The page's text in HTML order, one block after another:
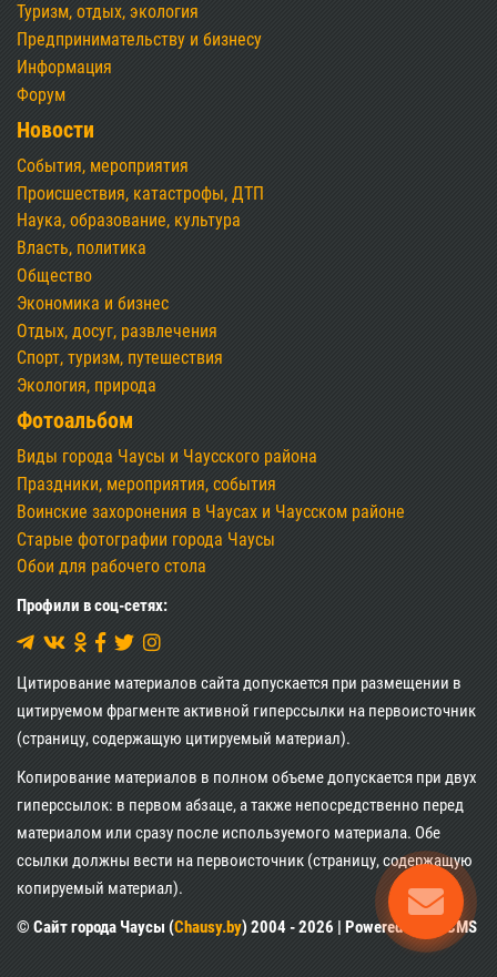
Туризм, отдых, экология
Предпринимательству и бизнесу
Информация
Форум
Новости
События, мероприятия
Происшествия, катастрофы, ДТП
Наука, образование, культура
Власть, политика
Общество
Экономика и бизнес
Отдых, досуг, развлечения
Спорт, туризм, путешествия
Экология, природа
Фотоальбом
Виды города Чаусы и Чаусского района
Праздники, мероприятия, события
Воинские захоронения в Чаусах и Чаусском районе
Старые фотографии города Чаусы
Обои для рабочего стола
Профили в соц-сетях:
Цитирование материалов сайта допускается при размещении в
цитируемом фрагменте активной гиперссылки на первоисточник
(страницу, содержащую цитируемый материал).
Копирование материалов в полном объеме допускается при двух
гиперссылок: в первом абзаце, а также непосредственно перед
материалом или сразу после используемого материала. Обе
ссылки должны вести на первоисточник (страницу, содержащую
копируемый материал).
© Сайт города Чаусы (Chausy.by) 2004 - 2026 | Powered by XII CMS